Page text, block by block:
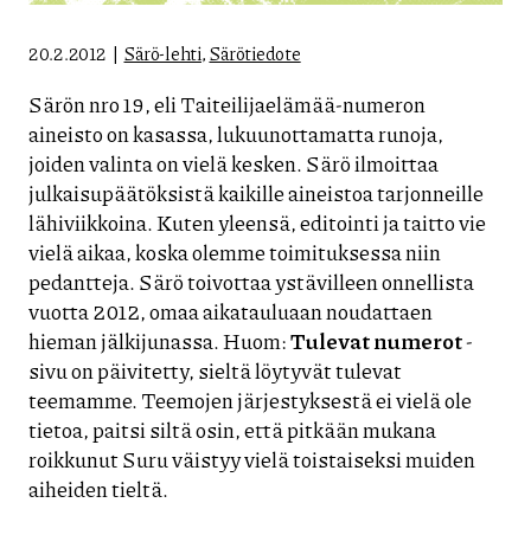
20.2.2012 Särö-lehti,Särötiedote
Särön nro 19, eli Taiteilijaelämää-numeron
aineisto on kasassa, lukuunottamatta runoja,
joiden valinta on vielä kesken. Särö ilmoittaa
julkaisupäätöksistä kaikille aineistoa tarjonneille
lähiviikkoina. Kuten yleensä, editointi ja taitto vie
vielä aikaa, koska olemme toimituksessa niin
pedantteja. Särö toivottaa ystävilleen onnellista
vuotta 2012, omaa aikatauluaan noudattaen
hieman jälkijunassa. Huom:Tulevat numerot-
sivu on päivitetty, sieltä löytyvät tulevat
teemamme. Teemojen järjestyksestä ei vielä ole
tietoa, paitsi siltä osin, että pitkään mukana
roikkunut Suru väistyy vielä toistaiseksi muiden
aiheiden tieltä.